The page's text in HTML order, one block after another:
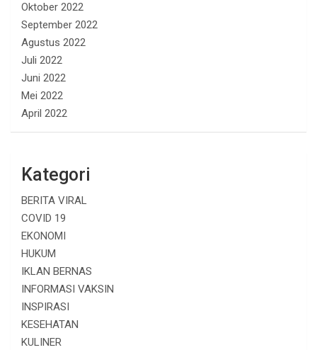
Oktober 2022
September 2022
Agustus 2022
Juli 2022
Juni 2022
Mei 2022
April 2022
Kategori
BERITA VIRAL
COVID 19
EKONOMI
HUKUM
IKLAN BERNAS
INFORMASI VAKSIN
INSPIRASI
KESEHATAN
KULINER